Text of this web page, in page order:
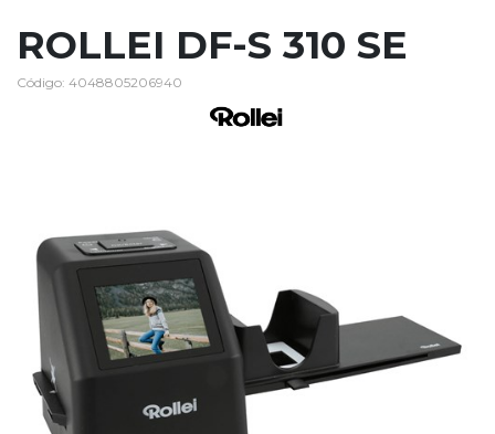
ROLLEI DF-S 310 SE
Código: 4048805206940